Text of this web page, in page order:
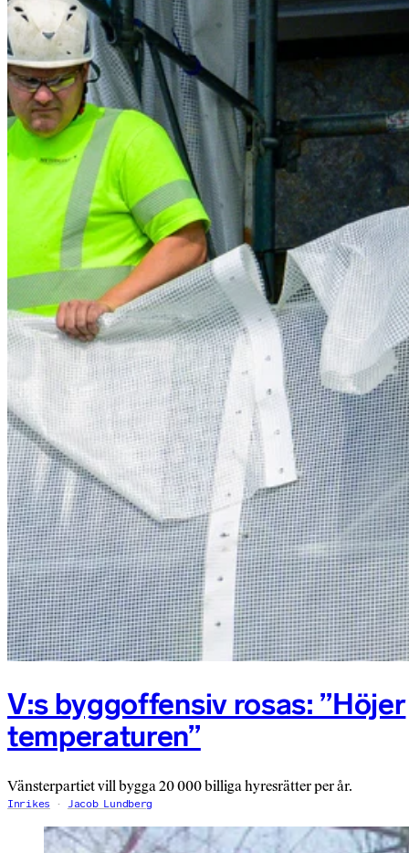
V:s byggoffensiv rosas: ”Höjer
temperaturen”
Vänsterpartiet vill bygga 20 000 billiga hyresrätter per år.
Inrikes Jacob Lundberg